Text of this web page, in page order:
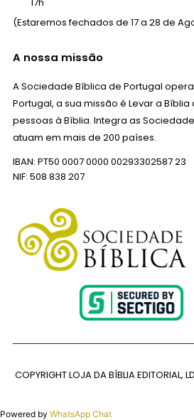
(Estaremos fechados de 17 a 28 de
A nossa missão
A Sociedade Bíblica de Portugal
Portugal, a sua missão é Levar a
pessoas à Bíblia. Integra as
atuam em mais de 200 países.
IBAN: PT50 0007 0000 00293302587 23
NIF: 508 838 207
COPYRIGHT LOJA DA BÍBLIA EDITORIAL,
Powered by WhatsApp Chat